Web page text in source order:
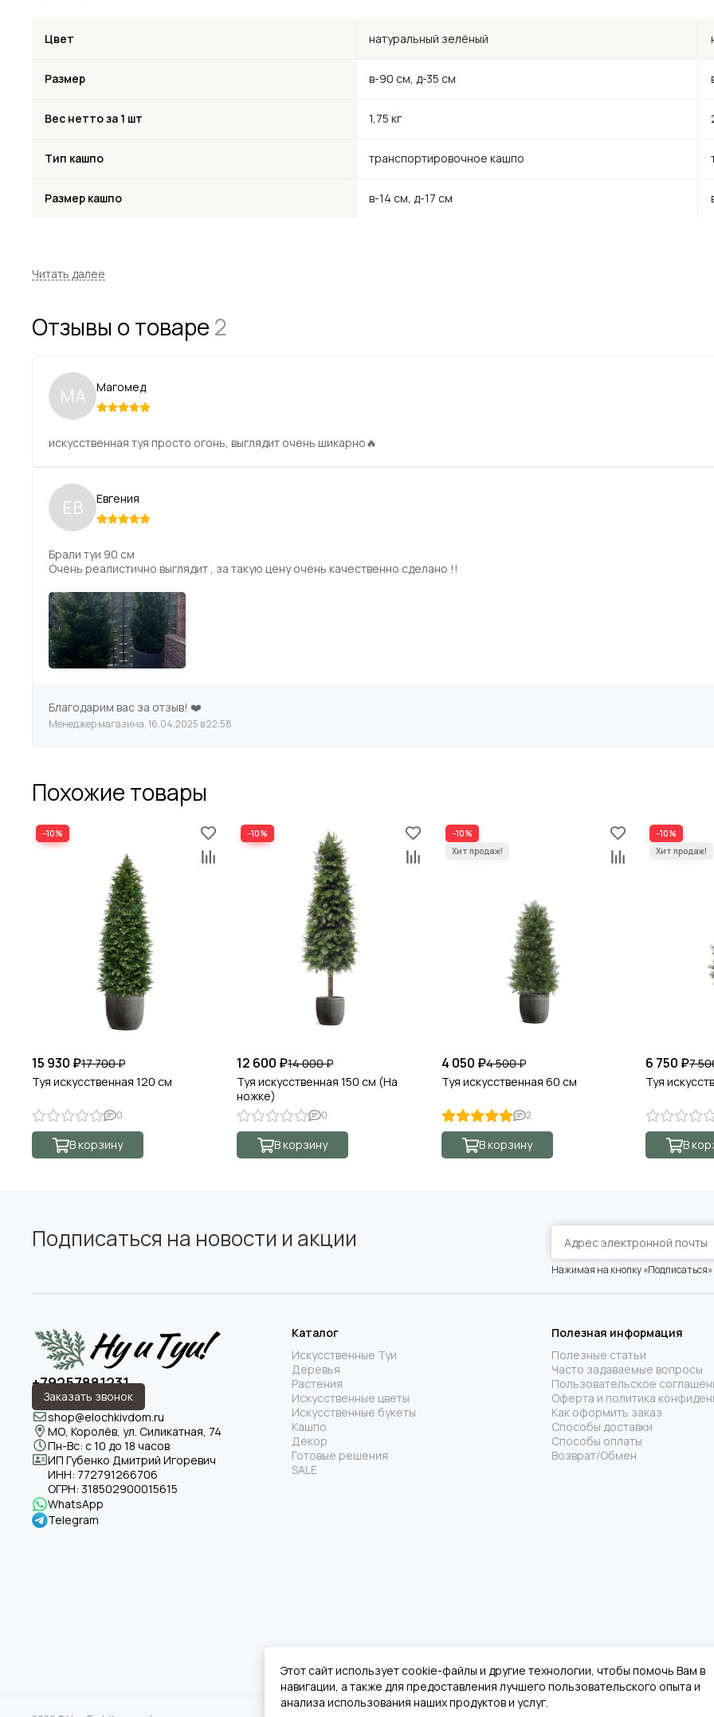
Цвет натуральный зелёный
Размер в-90 см, д-35 см
Вес нетто за 1 шт 1,75 кг
Тип кашпо транспортировочное кашпо
Размер кашпо в-14 см, д-17 см
Размер
Тип кашпо
Размер кашпо в-17 см, д-19 см
в-210 см, д-50 см
Вес нетто за 1 шт
Габариты коробки
Цвет натуральный зелёный
в-270 см, д-75 см
Вес нетто за 1 шт 14,2 кг
Габариты коробки 141х33х36 см
Тип кашпо транспортировочное кашпо
Размер кашпо в-24,5 см, д-30 см
Отзывы о товаре2
МА Магомед
искусственная туя просто огонь, выглядит очень шикарно🔥
ЕВ Евгения
Брали туи 90 см
Очень реалистично выглядит , за такую цену очень качественно сделано !!
Благодарим вас за отзыв! ❤️
Менеджер магазина, 16.04.2025 в 22:58
Похожие товары
−10%
15 930 ₽17 700 ₽
Туя искусственная 120 см
0
В корзину
−10%
12 600 ₽14 000 ₽
Туя искусственная 150 см (На
ножке)
0
В корзину
−10%
4 050 ₽4 500 ₽
Туя искусственная 60 см
2
В корзину
−10%
6 750 ₽7
Туя
В
Подписаться на новости и акции
Нажимая на кнопку
+79257881231
Заказать звонок
shop@elochkivdom.ru
МО, Королёв, ул. Силикатная, 74
Пн-Вс: с 10 до 18 часов
ИП Губенко Дмитрий Игоревич
ИНН: 772791266706
ОГРН: 318502900015615
WhatsApp
Telegram
Каталог
Искусственные Туи
Деревья
Растения
Искусственные цветы
Искусственные букеты
Кашпо
Декор
Готовые решения
SALE
Полезная информация
Полезные статьи
Часто задаваемые вопросы
Пользовательское
Оферта и политика
Как оформить заказ
Способы доставки
Способы оплаты
Возврат/Обмен
Этот сайт использует cookie-файлы и другие технологии, чтобы помочь Вам в
навигации, а также для предоставления лучшего пользовательского опыта и
анализа использования наших продуктов и услуг.